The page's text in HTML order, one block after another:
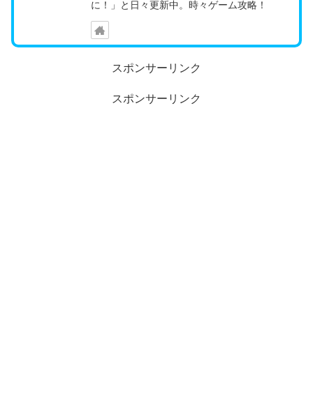
に！」と日々更新中。時々ゲーム攻略！
スポンサーリンク
スポンサーリンク